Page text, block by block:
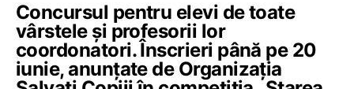
Concursul pentru elevi de toate
vârstele și profesorii lor
coordonatori. Înscrieri până pe 20
iunie, anunțate de Organizația